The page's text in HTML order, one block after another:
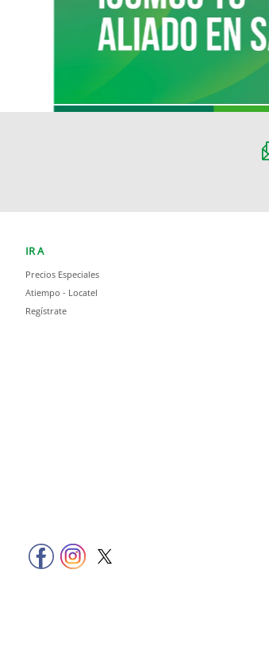
IR A
Precios Especiales
Atiempo - Locatel
Regístrate